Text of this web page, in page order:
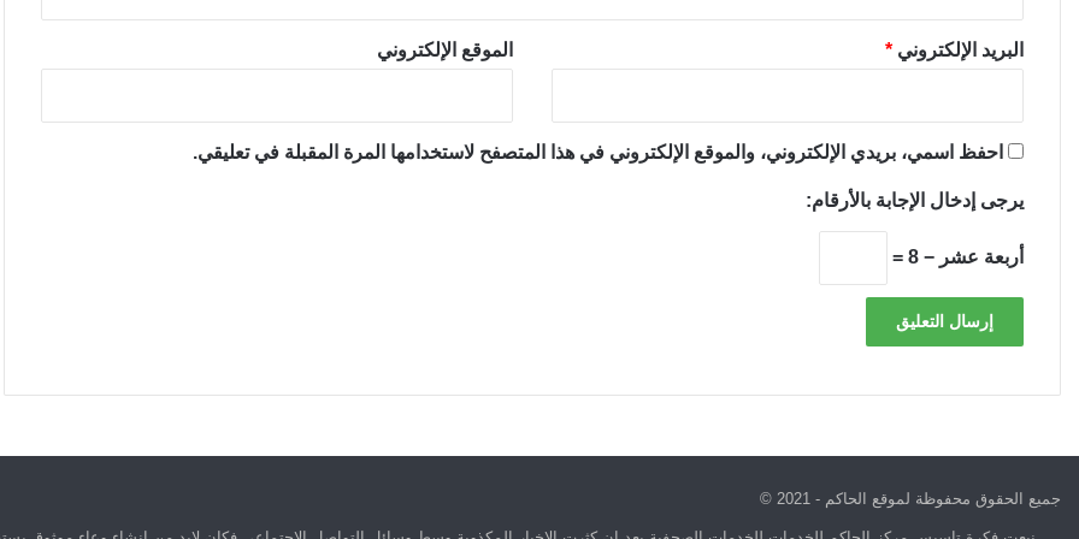
البريد الإلكتروني * الموقع الإلكتروني
احفظ اسمي، بريدي الإلكتروني، والموقع الإلكتروني في هذا المتصفح لاستخدامها المرة المقبلة في تعليقي.
يرجى إدخال الإجابة بالأرقام:
أربعة عشر − 8 =
جميع الحقوق محفوظة لموقع الحاكم - 2021 ©